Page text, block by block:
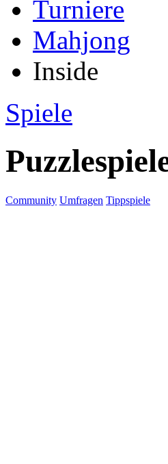
Turniere
Mahjong
Inside
Spiele
Community Umfragen Tippspiele